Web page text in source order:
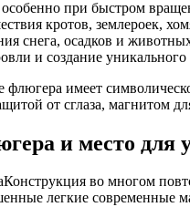
при быстром
кротов, землероек,
снега, осадков и
и создание уникального
имеет
от сглаза, магнитом
и место для
Конструкция во многом
легкие современные